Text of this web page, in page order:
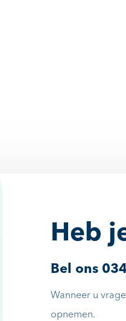
Heb
Bel ons
Wanneer u
opnemen.